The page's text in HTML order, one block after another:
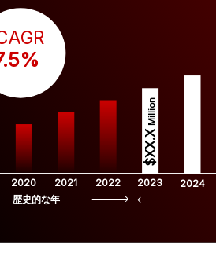
2020 2021 2022 2023 2024
$XX.X
Million
歴史的な年